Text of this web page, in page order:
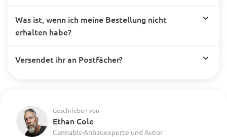
Was ist, wenn ich meine Bestellung nicht
erhalten habe?
Versendet ihr an Postfächer?
Geschrieben von
Ethan Cole
Cannabis-Anbauexperte und Autor